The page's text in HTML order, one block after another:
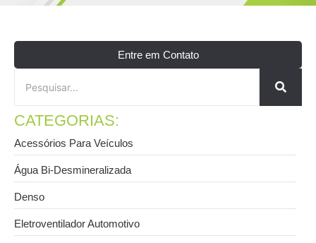
Entre em Contato
CATEGORIAS:
Acessórios Para Veículos
Água Bi-Desmineralizada
Denso
Eletroventilador Automotivo